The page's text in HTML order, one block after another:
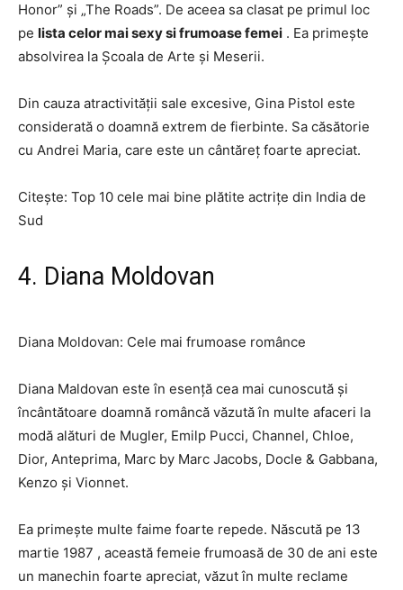
Honor” și „The Roads”. De aceea sa clasat pe primul loc
pe lista celor mai sexy si frumoase femei . Ea primește
absolvirea la Școala de Arte și Meserii.
Din cauza atractivității sale excesive, Gina Pistol este
considerată o doamnă extrem de fierbinte. Sa căsătorie
cu Andrei Maria, care este un cântăreț foarte apreciat.
Citește: Top 10 cele mai bine plătite actrițe din India de
Sud
4. Diana Moldovan
Diana Moldovan: Cele mai frumoase românce
Diana Maldovan este în esență cea mai cunoscută și
încântătoare doamnă româncă văzută în multe afaceri la
modă alături de Mugler, Emilp Pucci, Channel, Chloe,
Dior, Anteprima, Marc by Marc Jacobs, Docle & Gabbana,
Kenzo și Vionnet.
Ea primește multe faime foarte repede. Născută pe 13
martie 1987 , această femeie frumoasă de 30 de ani este
un manechin foarte apreciat, văzut în multe reclame